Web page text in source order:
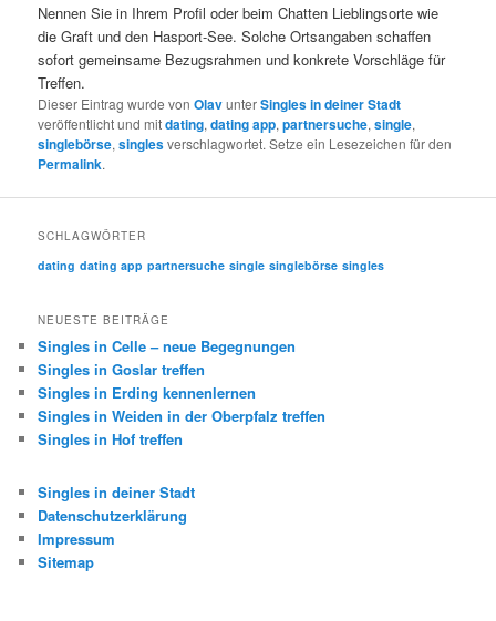
Nennen Sie in Ihrem Profil oder beim Chatten Lieblingsorte wie
die Graft und den Hasport-See. Solche Ortsangaben schaffen
sofort gemeinsame Bezugsrahmen und konkrete Vorschläge für
Treffen.
Dieser Eintrag wurde vonOlavunterSingles in deiner Stadt
veröffentlicht und mitdating,dating app,partnersuche,single,
singlebörse,singlesverschlagwortet. Setze ein Lesezeichen für den
Permalink.
SCHLAGWÖRTER
dating dating app partnersuche single singlebörse singles
NEUESTE BEITRÄGE
Singles in Celle – neue Begegnungen
Singles in Goslar treffen
Singles in Erding kennenlernen
Singles in Weiden in der Oberpfalz treffen
Singles in Hof treffen
Singles in deiner Stadt
Datenschutzerklärung
Impressum
Sitemap